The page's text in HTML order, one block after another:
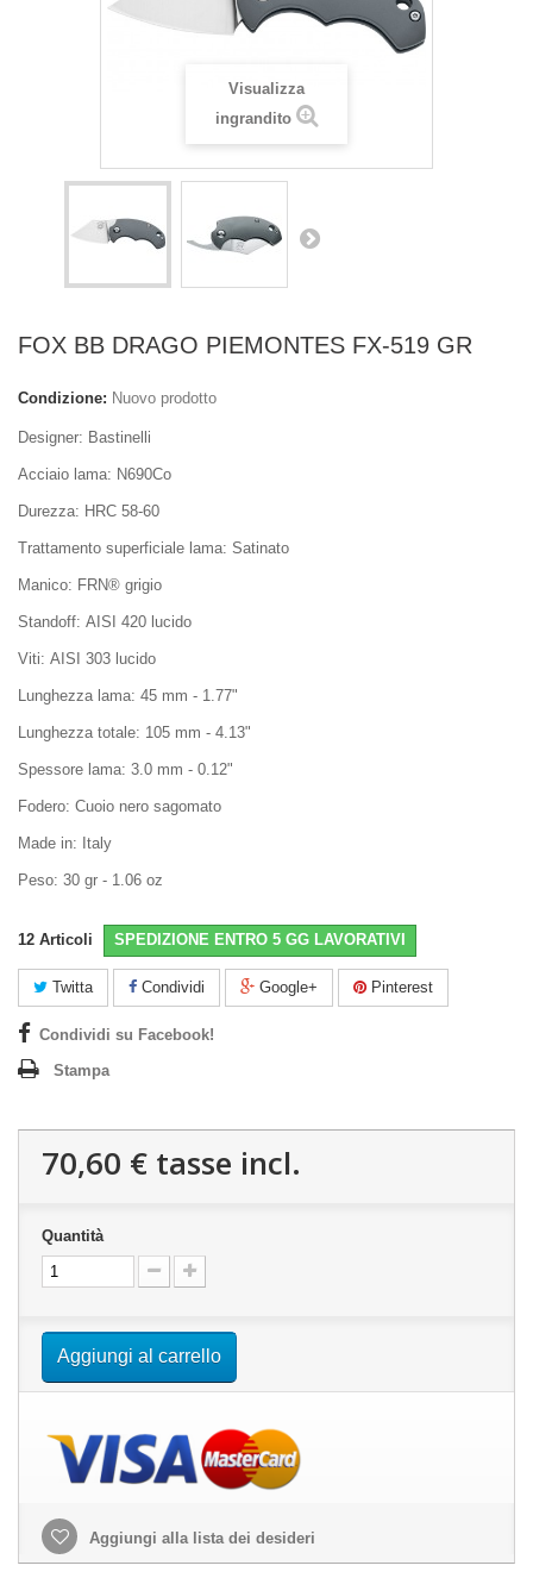
Visualizza
ingrandito
FOX BB DRAGO PIEMONTES FX-519 GR
Condizione: Nuovo prodotto
Designer: Bastinelli
Acciaio lama: N690Co
Durezza: HRC 58-60
Trattamento superficiale lama: Satinato
Manico: FRN® grigio
Standoff: AISI 420 lucido
Viti: AISI 303 lucido
Lunghezza lama: 45 mm - 1.77"
Lunghezza totale: 105 mm - 4.13"
Spessore lama: 3.0 mm - 0.12"
Fodero: Cuoio nero sagomato
Made in: Italy
Peso: 30 gr - 1.06 oz
12 Articoli SPEDIZIONE ENTRO 5 GG LAVORATIVI
Twitta Condividi Google+ Pinterest
Condividi su Facebook!
Stampa
70,60 € tasse incl.
Quantità
Aggiungi al carrello
Aggiungi alla lista dei desideri